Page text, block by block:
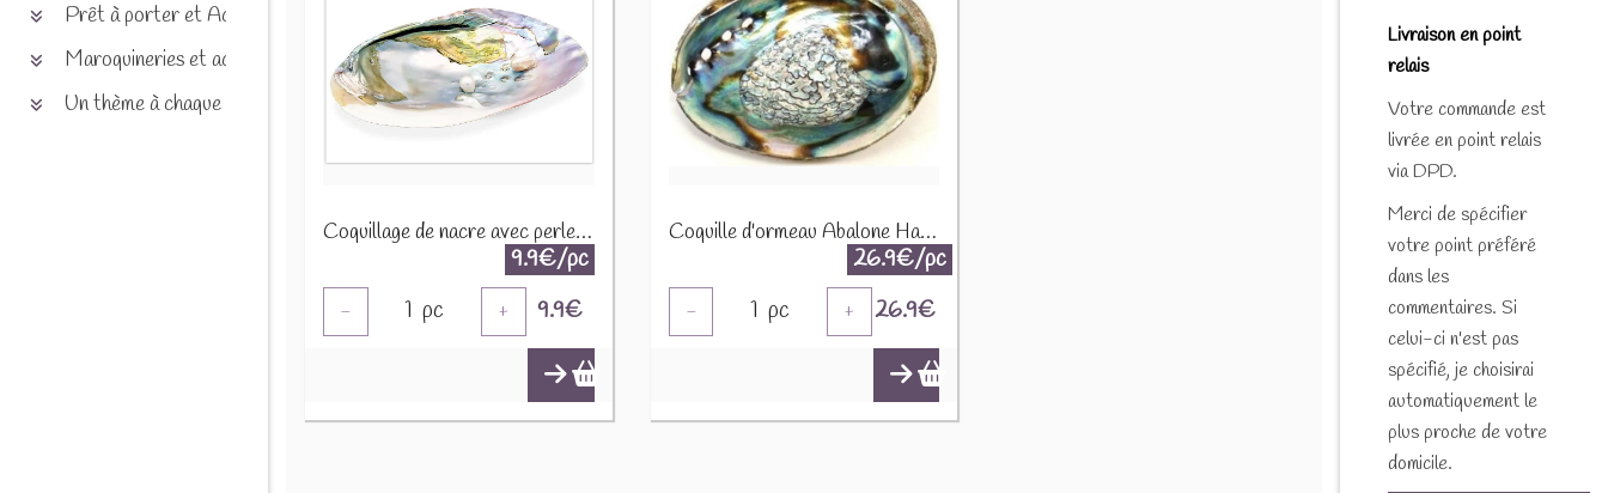
Prêt à porter et Accessoires
Maroquineries et accessoires
Un thème à chaque saison
Coquillage de nacre avec perles 5955
9.9€/pc
- 1 pc + 9.9€
Coquille d'ormeau Abalone Haliotis diversicolor XL
26.9€/pc
- 1 pc + 26.9€
Livraison en point
relais
Votre commande est
livrée en point relais
via DPD.
Merci de spécifier
votre point préféré
dans les
commentaires. Si
celui-ci n'est pas
spécifié, je choisirai
automatiquement le
plus proche de votre
domicile.